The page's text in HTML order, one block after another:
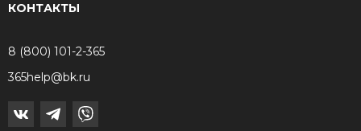
КОНТАКТЫ
8 (800) 101-2-365
365help@bk.ru